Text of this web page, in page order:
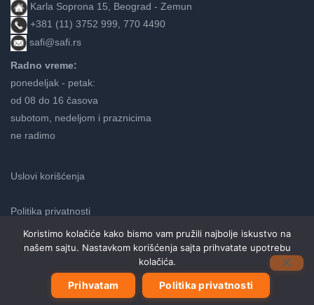
Karla Soprona 15, Beograd - Zemun
+381 (11) 3752 999, 770 4490
safi@safi.rs
Radno vreme:
ponedeljak - petak:
od 08 do 16 časova
subotom, nedeljom i praznicima
ne radimo
Uslovi korišćenja
Politika privatnosti
Neve
| Pokreće
WordPress
Koristimo kolačiće kako bismo vam pružili najbolje iskustvo na
našem sajtu. Nastavkom korišćenja sajta prihvatate upotrebu
kolačića.
Prihvatam Politika privatnosti